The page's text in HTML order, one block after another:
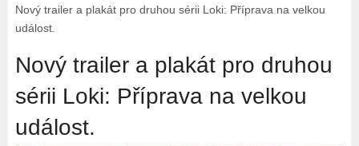
Nový trailer a plakát pro druhou sérii Loki: Příprava na velkou
událost.
Nový trailer a plakát pro druhou
sérii Loki: Příprava na velkou
událost.